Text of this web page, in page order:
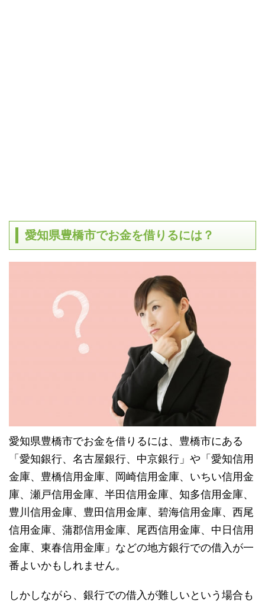
愛知県豊橋市でお金を借りるには？
愛知県豊橋市でお金を借りるには、豊橋市にある
「愛知銀行、名古屋銀行、中京銀行」や「愛知信用
金庫、豊橋信用金庫、岡崎信用金庫、いちい信用金
庫、瀬戸信用金庫、半田信用金庫、知多信用金庫、
豊川信用金庫、豊田信用金庫、碧海信用金庫、西尾
信用金庫、蒲郡信用金庫、尾西信用金庫、中日信用
金庫、東春信用金庫」などの地方銀行での借入が一
番よいかもしれません。
しかしながら、銀行での借入が難しいという場合も